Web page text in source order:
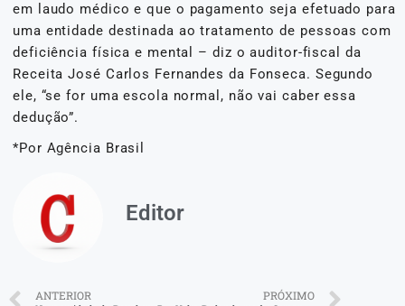
em laudo médico e que o pagamento seja efetuado para
uma entidade destinada ao tratamento de pessoas com
deficiência física e mental – diz o auditor-fiscal da
Receita José Carlos Fernandes da Fonseca. Segundo
ele, “se for uma escola normal, não vai caber essa
dedução”.
*Por Agência Brasil
Editor
ANTERIOR PRÓXIMO